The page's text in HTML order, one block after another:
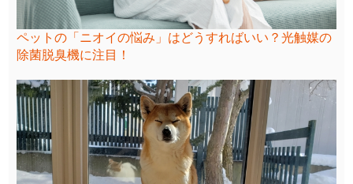
ペットの「ニオイの悩み」はどうすればいい？光触媒の
除菌脱臭機に注目！